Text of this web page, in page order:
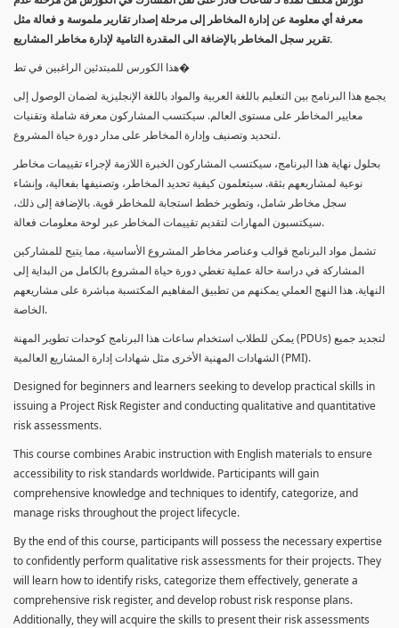
معرفة أي معلومة عن إدارة المخاطر إلى مرحلة إصدار تقارير ملموسة و فعالة مثل
تقرير سجل المخاطر بالإضافة الى المقدرة التامية لإدارة مخاطر المشاريع.
هذا الكورس للمبتدئين الراغبين في تط�
يجمع هذا البرنامج بين التعليم باللغة العربية والمواد باللغة الإنجليزية لضمان الوصول إلى
معايير المخاطر على مستوى العالم. سيكتسب المشاركون معرفة شاملة وتقنيات
لتحديد وتصنيف وإدارة المخاطر على مدار دورة حياة المشروع.
بحلول نهاية هذا البرنامج، سيكتسب المشاركون الخبرة اللازمة لإجراء تقييمات مخاطر
نوعية لمشاريعهم بثقة. سيتعلمون كيفية تحديد المخاطر، وتصنيفها بفعالية، وإنشاء
سجل مخاطر شامل، وتطوير خطط استجابة للمخاطر قوية. بالإضافة إلى ذلك،
سيكتسبون المهارات لتقديم تقييمات المخاطر عبر لوحة معلومات فعالة.
تشمل مواد البرنامج قوالب وعناصر مخاطر المشروع الأساسية، مما يتيح للمشاركين
المشاركة في دراسة حالة عملية تغطي دورة حياة المشروع بالكامل من البداية إلى
النهاية. هذا النهج العملي يمكنهم من تطبيق المفاهيم المكتسبة مباشرة على مشاريعهم
الخاصة.
يمكن للطلاب استخدام ساعات هذا البرنامج كوحدات تطوير المهنة (PDUs) لتجديد جميع
الشهادات المهنية الأخرى مثل شهادات إدارة المشاريع العالمية (PMI).
Designed for beginners and learners seeking to develop practical skills in
issuing a Project Risk Register and conducting qualitative and quantitative
risk assessments.
This course combines Arabic instruction with English materials to ensure
accessibility to risk standards worldwide. Participants will gain
comprehensive knowledge and techniques to identify, categorize, and
manage risks throughout the project lifecycle.
By the end of this course, participants will possess the necessary expertise
to confidently perform qualitative risk assessments for their projects. They
will learn how to identify risks, categorize them effectively, generate a
comprehensive risk register, and develop robust risk response plans.
Additionally, they will acquire the skills to present their risk assessments